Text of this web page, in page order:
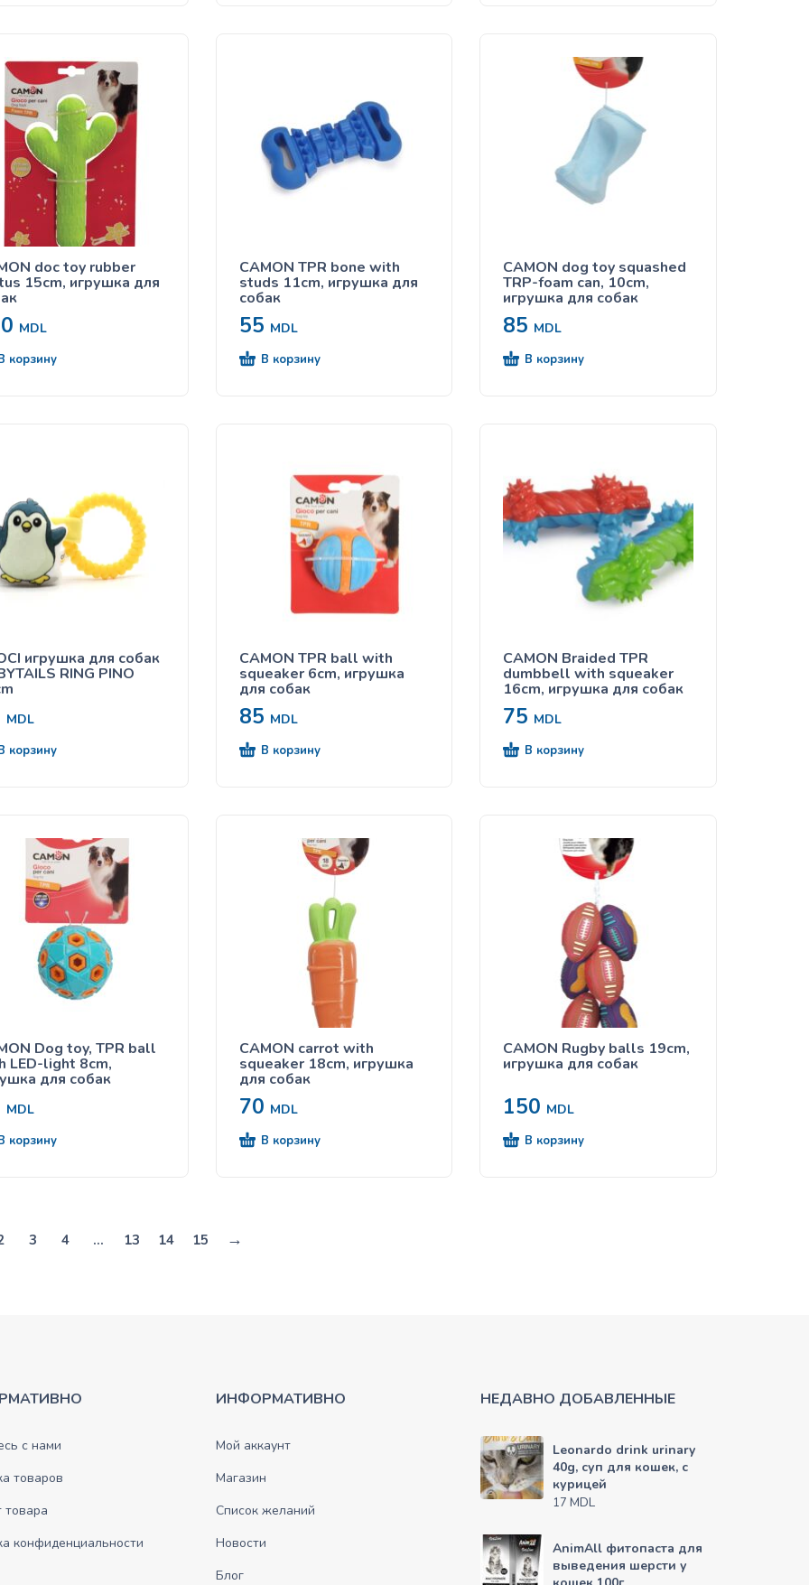
doc toy rubber
15cm, игрушка для
MDL
корзину
CAMON TPR bone with
studs 11cm, игрушка для
собак
55 MDL
В корзину
CAMON dog toy squashed
TRP-foam can, 10cm,
игрушка для собак
85 MDL
В корзину
игрушка для собак
RING PINO
MDL
корзину
CAMON TPR ball with
squeaker 6cm, игрушка
для собак
85 MDL
В корзину
CAMON Braided TPR
dumbbell with squeaker
16cm, игрушка для собак
75 MDL
В корзину
Dog toy, TPR ball
LED-light 8cm,
для собак
MDL
корзину
CAMON carrot with
squeaker 18cm, игрушка
для собак
70 MDL
В корзину
CAMON Rugby balls 19cm,
игрушка для собак
150 MDL
В корзину
3 4 … 13 14 15 →
с нами
товаров
товара
конфиденциальности
ИНФОРМАТИВНО
Мой аккаунт
Магазин
Список желаний
Новости
Блог
НЕДАВНО ДОБАВЛЕННЫЕ
Leonardo drink urinary
40g, суп для кошек, с
курицей
17 MDL
AnimAll фитопаста для
выведения шерсти у